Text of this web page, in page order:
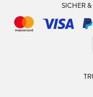
SICHER